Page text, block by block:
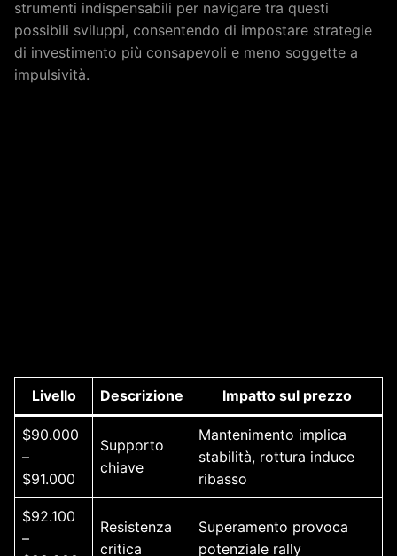
strumenti indispensabili per navigare tra questi
possibili sviluppi, consentendo di impostare strategie
di investimento più consapevoli e meno soggette a
impulsività.
Livello Descrizione Impatto sul prezzo
$90.000
–
$91.000
Supporto
chiave
Mantenimento implica
stabilità, rottura induce
ribasso
$92.100
–
Resistenza
critica
Superamento provoca
potenziale rally